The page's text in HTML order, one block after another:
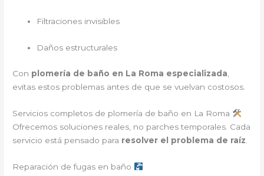
Filtraciones invisibles
Daños estructurales
Con plomería de baño en La Roma especializada,
evitas estos problemas antes de que se vuelvan costosos.
Servicios completos de plomería de baño en La Roma
Ofrecemos soluciones reales, no parches temporales. Cada
servicio está pensado para resolver el problema de raíz.
Reparación de fugas en baño